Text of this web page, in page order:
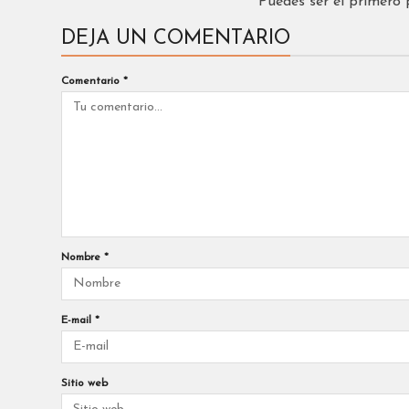
DEJA UN COMENTARIO
Comentario *
Nombre *
E-mail *
Sitio web